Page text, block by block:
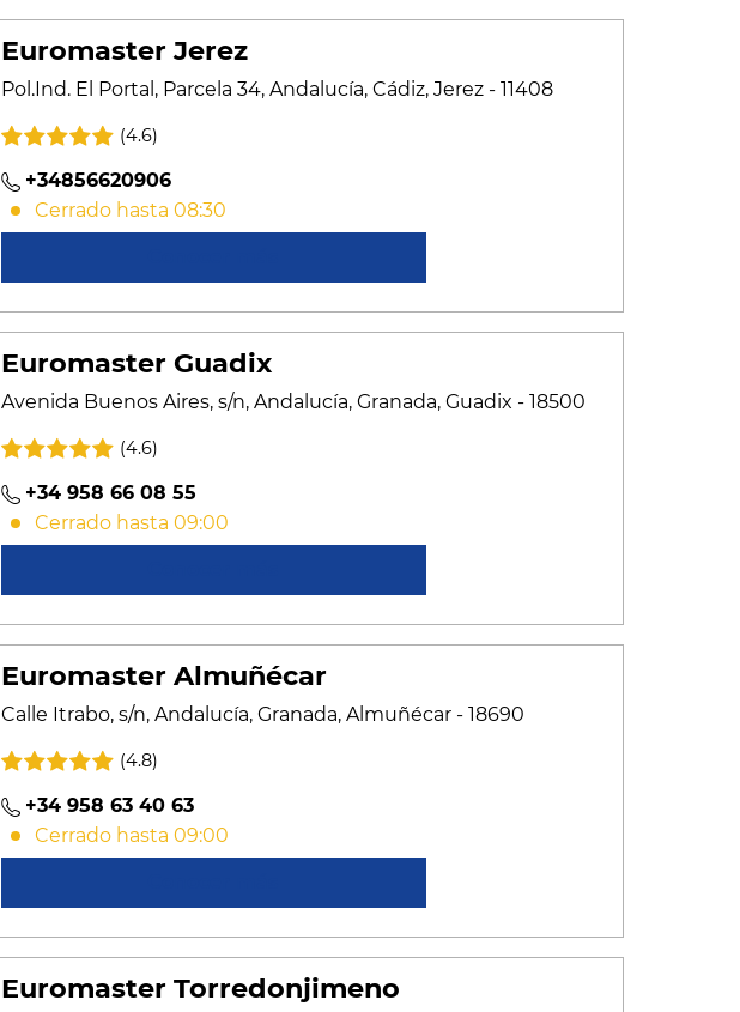
Euromaster Jerez
Pol.Ind. El Portal, Parcela 34, Andalucía, Cádiz, Jerez - 11408
(4.6)
+34856620906
Cerrado hasta 08:30
Euromaster Guadix
Avenida Buenos Aires, s/n, Andalucía, Granada, Guadix - 18500
(4.6)
+34 958 66 08 55
Cerrado hasta 09:00
Euromaster Almuñécar
Calle Itrabo, s/n, Andalucía, Granada, Almuñécar - 18690
(4.8)
+34 958 63 40 63
Cerrado hasta 09:00
Euromaster Torredonjimeno